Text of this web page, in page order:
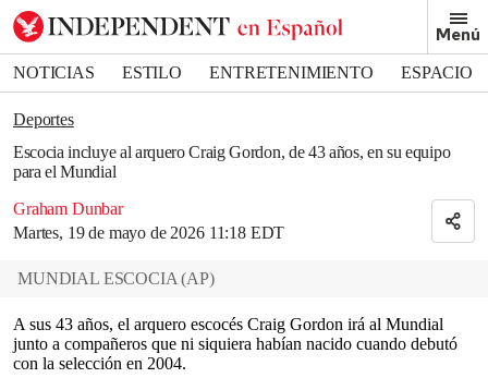
Menú
NOTICIAS ESTILO ENTRETENIMIENTO
ESPACIO
DEPORTES
Deportes
Escocia incluye al arquero Craig Gordon, de 43 años, en su equipo
para el Mundial
Graham Dunbar
Martes, 19 de mayo de 2026 11:18 EDT
Bookmark popover
Removed from bookmarks
Close popover
MUNDIAL ESCOCIA (AP)
A sus 43 años, el arquero escocés Craig Gordon irá al Mundial
junto a compañeros que ni siquiera habían nacido cuando debutó
con la selección en 2004.